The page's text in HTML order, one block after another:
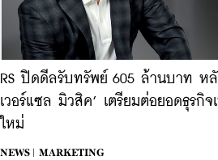
RS ปิดดีลรับทรัพย์ 605 ล้านบาท ห
เวอร์แซล มิวสิค’ เตรียมต่อยอดธุรกิจ
ใหม่
NEWS |
MARKETING